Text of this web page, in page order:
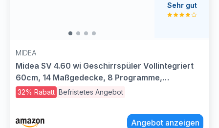
MIDEA
Midea SV 4.60 wi Geschirrspüler Vollintegriert
60cm, 14 Maßgedecke, 8 Programme,
Automatische Türöffnung, LED Display, Leise,
Vollwasserschutz, Spülmaschine Unterbaufähig
32% Rabatt Befristetes Angebot
Sehr gut
Angebot anzeigen